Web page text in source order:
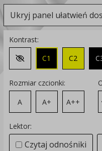
Ukryj panel ułatwień
Kontrast:
Zmień kontrast na
C1 C2
Rozmiar czcionki:
A
A+ A++
Lektor:
Czytaj odnośniki